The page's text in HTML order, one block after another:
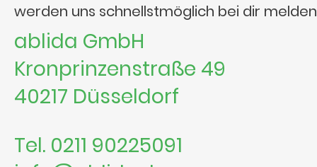
werden uns schnellstmöglich bei dir
ablida GmbH
Kronprinzenstraße 49
40217 Düsseldorf
Tel. 0211 90225091